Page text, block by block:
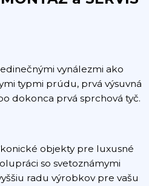
vynálezmi ako
typmi prúdu, prvá výsuvná
dokonca prvá sprchová tyč.
objekty pre luxusné
so svetoznámymi
radu výrobkov pre vašu